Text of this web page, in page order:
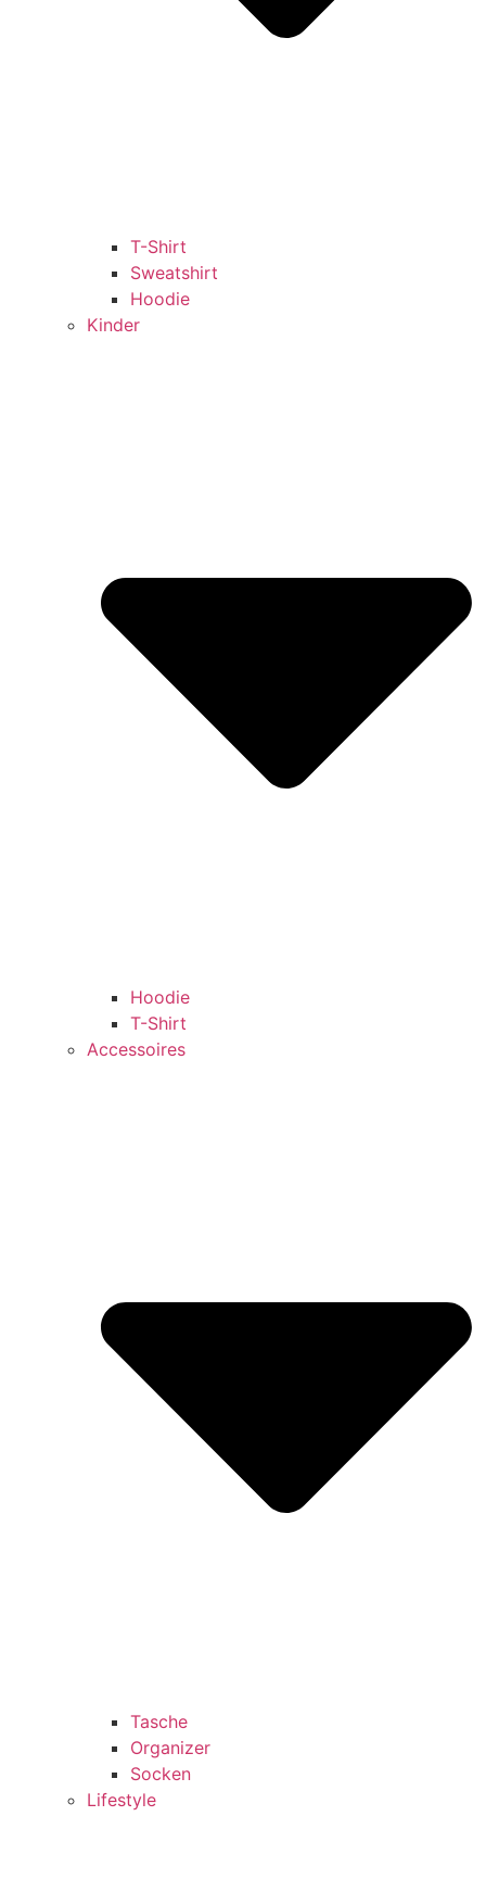
T-Shirt
Sweatshirt
Hoodie
Kinder
Hoodie
T-Shirt
Accessoires
Tasche
Organizer
Socken
Lifestyle